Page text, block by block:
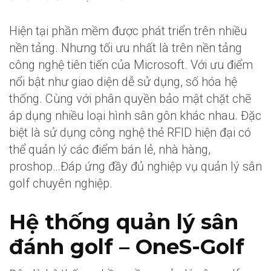
Hiện tại phần mềm được phát triển trên nhiều
nền tảng. Nhưng tối ưu nhất là trên nền tảng
công nghệ tiên tiến của Microsoft. Với ưu điểm
nổi bật như giao diện dễ sử dụng, số hóa hệ
thống. Cùng với phân quyền bảo mật chặt chẽ
áp dụng nhiều loại hình sân gôn khác nhau. Đặc
biệt là sử dụng công nghệ thẻ RFID hiện đại có
thể quản lý các điểm bán lẻ, nhà hàng,
proshop…Đáp ứng đầy đủ nghiệp vụ quản lý sân
golf chuyên nghiệp.
Hệ thống quản lý sân
đánh golf – OneS-Golf